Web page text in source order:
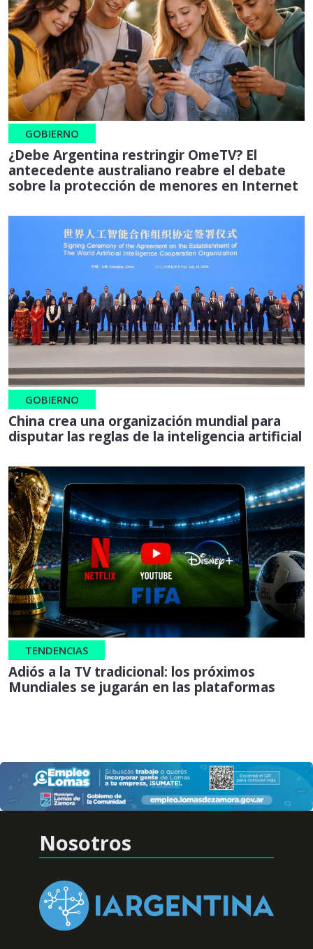
GOBIERNO
¿Debe Argentina restringir OmeTV? El
antecedente australiano reabre el debate
sobre la protección de menores en Internet
GOBIERNO
China crea una organización mundial para
disputar las reglas de la inteligencia artificial
TENDENCIAS
Adiós a la TV tradicional: los próximos
Mundiales se jugarán en las plataformas
Nosotros